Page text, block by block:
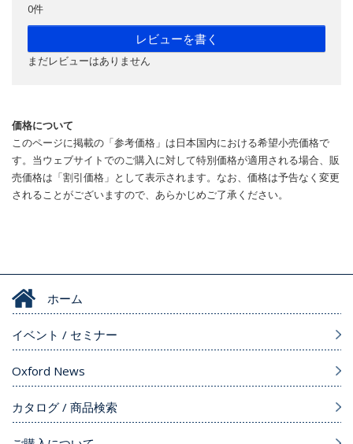
0件
レビューを書く
まだレビューはありません
価格について
このページに掲載の「参考価格」は日本国内における希望小売価格で
す。当ウェブサイトでのご購入に対して特別価格が適用される場合、販
売価格は「割引価格」として表示されます。なお、価格は予告なく変更
されることがございますので、あらかじめご了承ください。
ホーム
イベント / セミナー
Oxford News
カタログ / 商品検索